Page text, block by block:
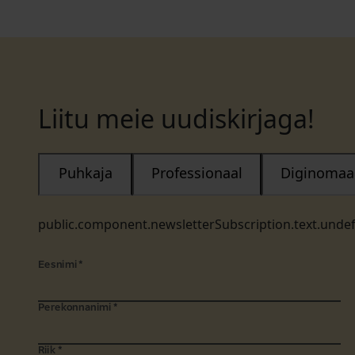
Liitu meie uudiskirjaga!
Puhkaja Professionaal
Eesnimi *
Perekonnanimi *
Riik *